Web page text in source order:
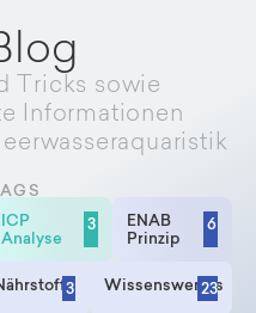
Tricks sowie
Informationen
ICP
Analyse
3
ENAB
Prinzip
6
3 Wissenswertes
23